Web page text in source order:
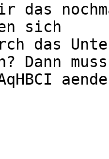
das
sich
das
Dann muss